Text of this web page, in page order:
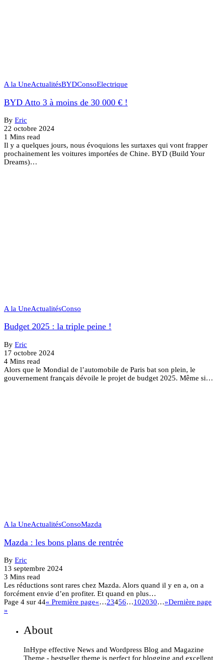
A la UneActualitésBYDConsoElectrique
BYD Atto 3 à moins de 30 000 € !
By Eric
22 octobre 2024
1 Mins read
Il y a quelques jours, nous évoquions les surtaxes qui vont frapper
prochainement les voitures importées de Chine. BYD (Build Your
Dreams)…
A la UneActualitésConso
Budget 2025 : la triple peine !
By Eric
17 octobre 2024
4 Mins read
Alors que le Mondial de l’automobile de Paris bat son plein, le
gouvernement français dévoile le projet de budget 2025. Même si…
A la UneActualitésConsoMazda
Mazda : les bons plans de rentrée
By Eric
13 septembre 2024
3 Mins read
Les réductions sont rares chez Mazda. Alors quand il y en a, on a
forcément envie d’en profiter. Et quand en plus…
Page 4 sur 44« Première page«…23456…102030…»Dernière page
»
About
InHype effective News and Wordpress Blog and Magazine
Theme - bestseller theme is perfect for blogging and excellent